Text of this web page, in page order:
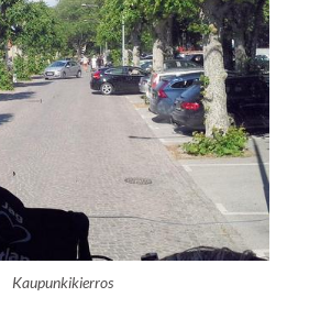
Kaupunkikierros